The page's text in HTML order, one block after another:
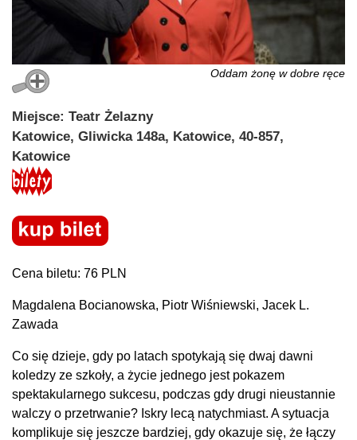
Oddam żonę w dobre ręce
Miejsce: Teatr Żelazny
Katowice, Gliwicka 148a, Katowice, 40-857,
Katowice
Cena biletu: 76 PLN
Magdalena Bocianowska, Piotr Wiśniewski, Jacek L.
Zawada
Co się dzieje, gdy po latach spotykają się dwaj dawni
koledzy ze szkoły, a życie jednego jest pokazem
spektakularnego sukcesu, podczas gdy drugi nieustannie
walczy o przetrwanie? Iskry lecą natychmiast. A sytuacja
komplikuje się jeszcze bardziej, gdy okazuje się, że łączy